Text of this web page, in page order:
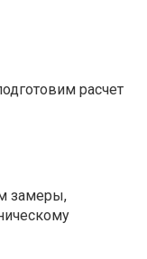
расчет
замеры,